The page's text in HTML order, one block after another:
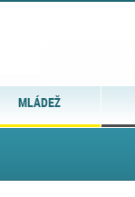
MLÁDEŽ